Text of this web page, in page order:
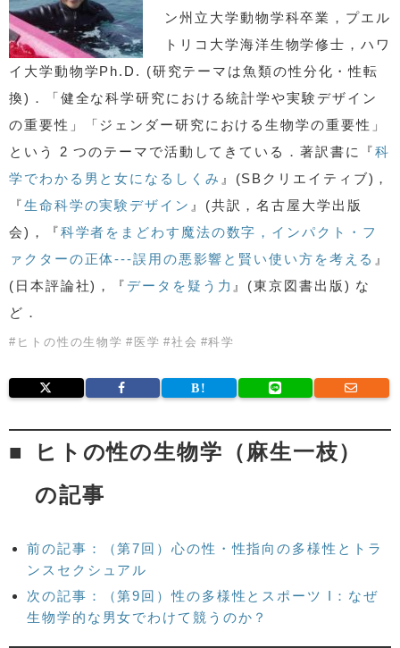
ン州立大学動物学科卒業，プエル
トリコ大学海洋生物学修士，ハワ
イ大学動物学Ph.D. (研究テーマは魚類の性分化・性転
換)．「健全な科学研究における統計学や実験デザイン
の重要性」「ジェンダー研究における生物学の重要性」
という 2 つのテーマで活動してきている．著訳書に『科
学でわかる男と女になるしくみ 』(SBクリエイティブ)，
『生命科学の実験デザイン 』(共訳，名古屋大学出版
会)，『科学者をまどわす魔法の数字，インパクト・フ
ァクターの正体---誤用の悪影響と賢い使い方を考える 』
(日本評論社)，『 データを疑う力 』(東京図書出版) な
ど．
# ヒトの性の生物学 # 医学 #社会 #科学
ヒトの性の生物学（麻生一枝）
の記事
前の記事：（第7回）心の性・性指向の多様性とトラ
ンスセクシュアル
次の記事：（第9回）性の多様性とスポーツ I：なぜ
生物学的な男女でわけて競うのか？